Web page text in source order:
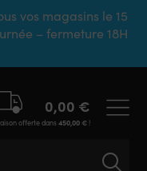
vos magasins le 15
– fermeture 18H
0,00 €
offerte dans450,00 €!